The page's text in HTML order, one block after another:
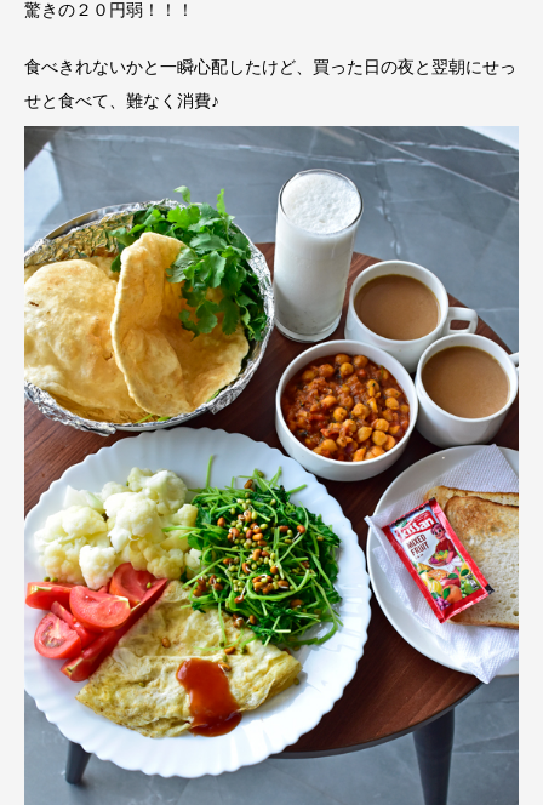
驚きの２０円弱！！！
食べきれないかと一瞬心配したけど、買った日の夜と翌朝にせっ
せと食べて、難なく消費♪